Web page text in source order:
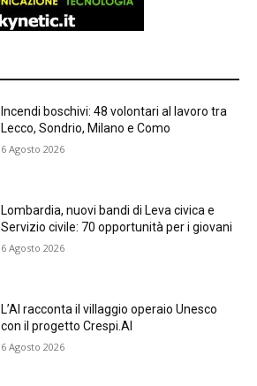
Incendi boschivi: 48 volontari al lavoro tra
Lecco, Sondrio, Milano e Como
6 Agosto 2026
Lombardia, nuovi bandi di Leva civica e
Servizio civile: 70 opportunità per i giovani
6 Agosto 2026
L’AI racconta il villaggio operaio Unesco
con il progetto Crespi.AI
6 Agosto 2026